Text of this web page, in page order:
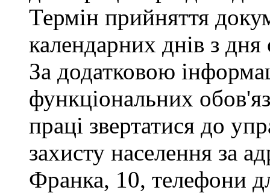
Термін прийняття
календарних днів з
За додатковою
функціональних
праці звертатися до
захисту населення за
Франка, 10, телефони